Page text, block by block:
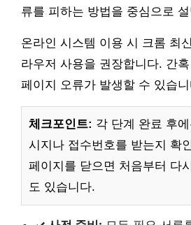
류를 피하는 방법을 중심으로
온라인 시스템 이용 시 크롬 최
라우저 사용을 권장합니다. 간
페이지 오류가 발생할 수 있습
체크포인트: 각 단계 완료 후
시지나 접수번호를 받는지 확
페이지를 닫으면 처음부터 다
도 있습니다.